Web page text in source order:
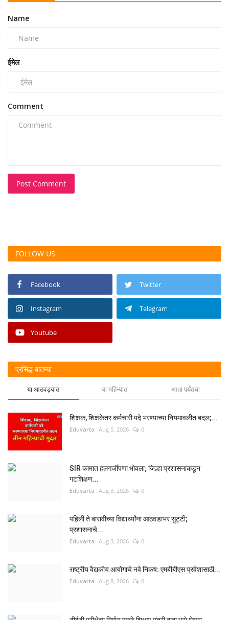
Name
ईमेल
Comment
Post Comment
FOLLOW US
Facebook Twitter
Instagram Telegram
Youtube
प्रसिद्ध बातम्या
या आठवड्यात या महिन्यात आता पर्यंतचा
शिक्षक, शिक्षकेतर कर्मचारी पदे भरण्याच्या नियमावलीत बदल;...
Eduvarta Aug 5, 2026 0
SIR कामात हलगर्जीपणा भोवला; जिल्हा प्रशासनाकडून
गटशिक्षण...
Eduvarta Aug 3, 2026 0
पहिली ते बारावीच्या विद्यार्थ्यांना आठवडाभर सुट्टी;
प्रशासनाचे...
Eduvarta Aug 3, 2026 0
राष्ट्रीय वैद्यकीय आयोगाचे नवे निकष: एमबीबीएस प्रवेशासाठी...
Eduvarta Aug 8, 2026 0